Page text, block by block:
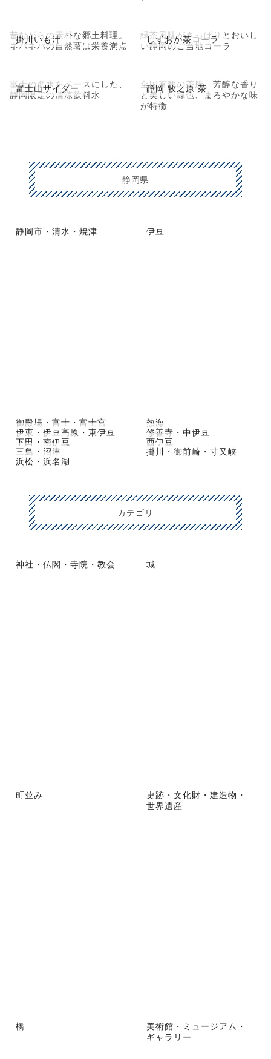
掛川いも汁
昔ながらの素朴な郷土料理。
ネバネバの自然薯は栄養満点
しずおか茶コーラ
緑茶風味がさっぱりとおいし
い静岡のご当地コーラ
富士山サイダー
富士の名水をベースにした、
静岡限定の清涼飲料水
静岡 牧之原 茶
全国有数の茶所。芳醇な香り
と美しい緑色、まろやかな味
が特徴
静岡県
静岡市・清水・焼津 伊豆
御殿場・富士・富士宮
熱海
伊東・伊豆高原・東伊豆
修善寺・中伊豆
下田・南伊豆
西伊豆
三島・沼津
掛川・御前崎・寸又峡
浜松・浜名湖
カテゴリ
神社・仏閣・寺院・教会 城
町並み
史跡・文化財・建造物・
世界遺産
橋
美術館・ミュージアム・
ギャラリー